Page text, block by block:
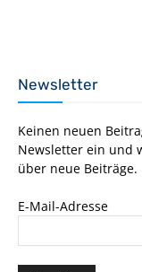
Newsletter
Keinen neuen
Newsletter ein und
über neue Beiträge.
E-Mail-Adresse